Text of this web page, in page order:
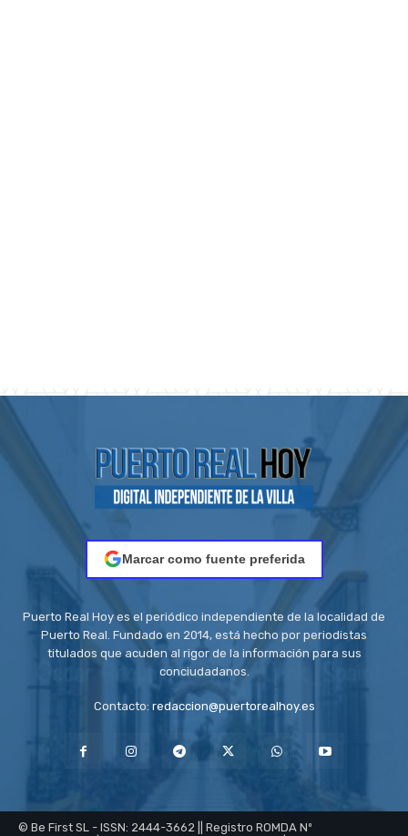
Marcar como fuente preferida
Puerto Real Hoy es el periódico independiente de la localidad de
Puerto Real. Fundado en 2014, está hecho por periodistas
titulados que acuden al rigor de la información para sus
conciudadanos.
Contacto: redaccion@puertorealhoy.es
© Be First SL - ISSN: 2444-3662 || Registro ROMDA Nº